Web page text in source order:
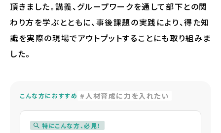
頂きました。講義、グループワークを通して部下との関
わり方を学ぶとともに、事後課題の実践により、得た知
識を実際の現場でアウトプットすることにも取り組みま
した。
こんな方におすすめ 人材育成に力を入れたい
特にこんな方、必見！